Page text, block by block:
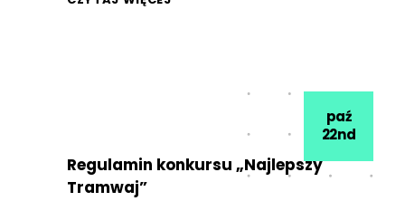
paź
22nd
Regulamin konkursu „Najlepszy
Tramwaj”